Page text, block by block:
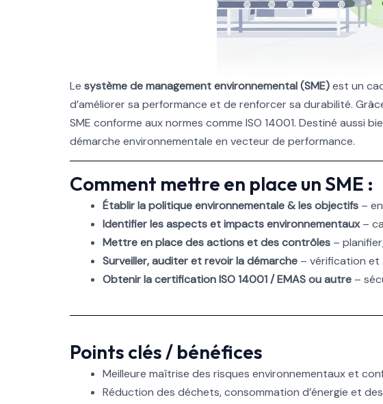
Le système de management environnemental (SME)est un
d’améliorer sa performance et de renforcer sa durabilité.
SME conforme aux normes comme ISO 14001. Destiné aussi
démarche environnementale en vecteur de performance.
Comment mettre en place un SME :
Établir la politique environnementale & les objectifs –
Identifier les aspects et impacts environnementaux–
Mettre en place des actions et des contrôles –
Surveiller, auditer et revoir la démarche – vérification et
Obtenir la certification ISO 14001 / EMAS ou autre –
Points clés / bénéfices
Meilleure maîtrise des risques environnementaux et
Réduction des déchets, consommation d’énergie et